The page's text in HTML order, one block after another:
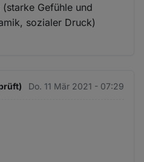
Gefühle und
sozialer Druck)
Do. 11 Mär 2021 - 07:29